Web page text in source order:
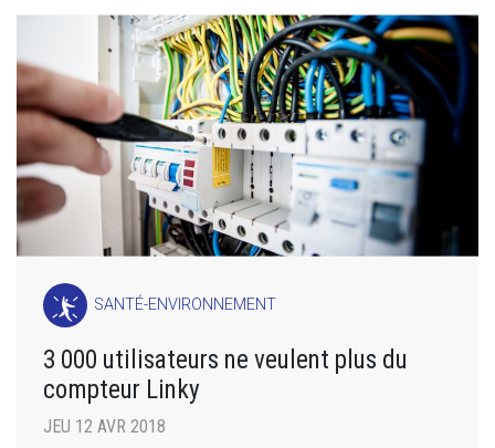
SANTÉ-ENVIRONNEMENT
3 000 utilisateurs ne veulent plus du
compteur Linky
JEU 12 AVR 2018